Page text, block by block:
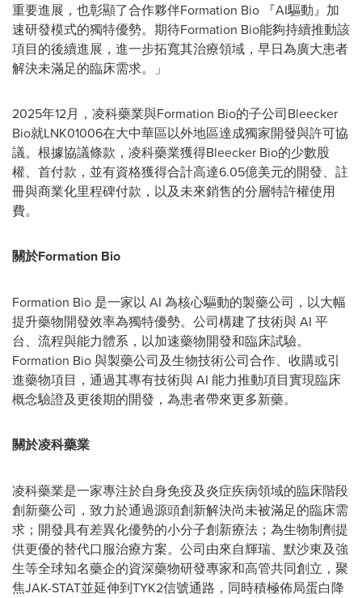
重要進展，也彰顯了合作夥伴Formation Bio 『AI驅動』加
速研發模式的獨特優勢。期待Formation Bio能夠持續推動該
項目的後續進展，進一步拓寬其治療領域，早日為廣大患者
解決未滿足的臨床需求。」
2025年12月，凌科藥業與Formation Bio的子公司Bleecker
Bio就LNK01006在大中華區以外地區達成獨家開發與許可協
議。根據協議條款，凌科藥業獲得Bleecker Bio的少數股
權、首付款，並有資格獲得合計高達6.05億美元的開發、註
冊與商業化里程碑付款，以及未來銷售的分層特許權使用
費。
關於Formation Bio
Formation Bio 是一家以 AI 為核心驅動的製藥公司，以大幅
提升藥物開發效率為獨特優勢。公司構建了技術與 AI 平
台、流程與能力體系，以加速藥物開發和臨床試驗。
Formation Bio 與製藥公司及生物技術公司合作、收購或引
進藥物項目，通過其專有技術與 AI 能力推動項目實現臨床
概念驗證及更後期的開發，為患者帶來更多新藥。
關於凌科藥業
凌科藥業是一家專注於自身免疫及炎症疾病領域的臨床階段
創新藥公司，致力於通過源頭創新解決尚未被滿足的臨床需
求；開發具有差異化優勢的小分子創新療法；為生物制劑提
供更優的替代口服治療方案。公司由來自輝瑞、默沙東及強
生等全球知名藥企的資深藥物研發專家和高管共同創立，聚
焦JAK-STAT並延伸到TYK2信號通路，同時積極佈局蛋白降